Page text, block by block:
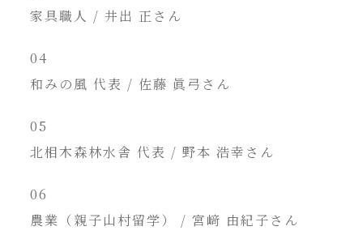
家具職人 / 井出 正さん
04
和みの風 代表 / 佐藤 眞弓さん
05
北相木森林水舎 代表 / 野本 浩幸さん
06
農業（親子山村留学） / 宮﨑 由紀子さん